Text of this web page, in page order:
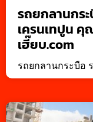
รถยกลานกร
เครนเทปูน
เฮี๊ยบ.com
รถยกลานกระบือ